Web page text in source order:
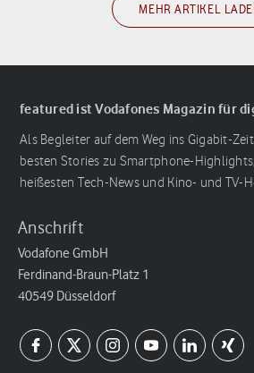
MEHR ARTIKEL
featured ist Vodafones Magazin für
Als Begleiter auf dem Weg ins Gigabit-
besten Stories zu Smartphone-
heißesten Tech-News und Kino- und TV-
Anschrift
Vodafone GmbH
Ferdinand-Braun-Platz 1
40549 Düsseldorf